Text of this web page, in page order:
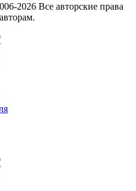
2026 Все авторские права